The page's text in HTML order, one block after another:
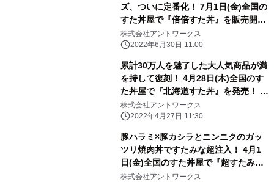
ズ、ついに定番化！ 7月1日(金)全国の
すた丼屋で『倍倍すた丼』を販売開
始！ すた丼比 ニンニク量9倍×脂量2.5
倍 規格外のジャンキー丼！
株式会社アントワークス
2022年6月30日 11:00
累計30万人を魅了した大人気商品が満
を持して復刻！ 4月28日(木)全国のす
た丼屋で『北海道すた丼』を発売！ ゴ
ールデンウィークはすた丼屋で“ご当
地気分”を味わおう！
株式会社アントワークス
2022年4月27日 11:30
豚ハラミ×豚カシラとニンニクのガッ
ツリ焼肉丼ですたみな超注入！ 4月1
日(金)全国のすた丼屋で『超すたみな
濃厚豚焼肉丼』を発売！ すた丼比肉量
株式会社アントワークス